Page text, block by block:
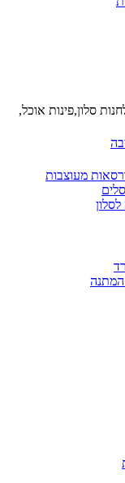
סלון,פינות אוכל,
מעוצבות
המתנה